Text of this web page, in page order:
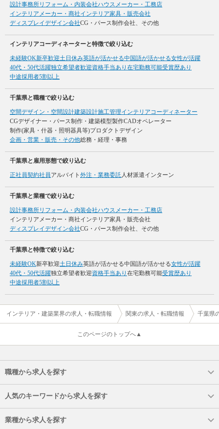
設計事務所リフォーム・内装会社ハウスメーカー・工務店
インテリアメーカー・商社インテリア家具・販売会社
ディスプレイデザイン会社CG・パース制作会社、その他
インテリアコーディネーターと特徴で絞り込む
未経験OK新卒歓迎土日休み英語が活かせる中国語が活かせる女性が活躍
40代・50代活躍独立希望者歓迎資格手当あり 在宅勤務可能受賞歴あり
中途採用者5割以上
千葉県と職種で絞り込む
空間デザイン・空間設計建築設計施工管理インテリアコーディネーター
CGデザイナー・パース制作・建築模型製作CADオペレーター
制作(家具・什器・照明器具等)プロダクトデザイン
企画・営業・販売・その他総務・経理・事務
千葉県と雇用形態で絞り込む
正社員契約社員アルバイト 外注・業務委託人材派遣インターン
千葉県と業種で絞り込む
設計事務所リフォーム・内装会社ハウスメーカー・工務店
インテリアメーカー・商社インテリア家具・販売会社
ディスプレイデザイン会社CG・パース制作会社、その他
千葉県と特徴で絞り込む
未経験OK新卒歓迎土日休み英語が活かせる中国語が活かせる女性が活躍
40代・50代活躍独立希望者歓迎資格手当あり 在宅勤務可能受賞歴あり
中途採用者5割以上
インテリア・建築業界の求人・転職情報 関東の求人・転職情報 千葉県
このページのトップへ▲
職種から求人を探す
人気のキーワードから求人を探す
業種から求人を探す